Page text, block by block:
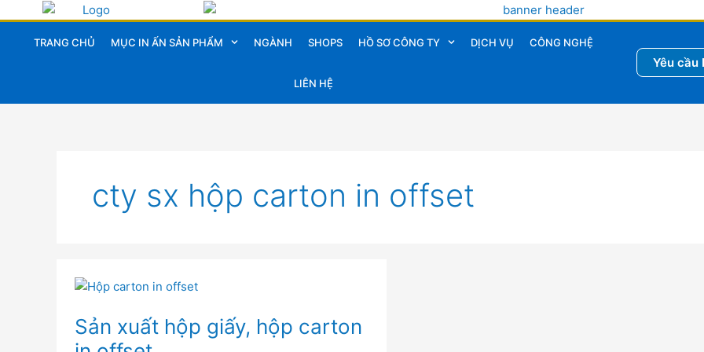
tới
TRANG CHỦ MỤC IN ẤN SẢN PHẨM NGÀNH SHOPS HỒ SƠ CÔNG TY DỊCH VỤ CÔNG NGHỆ
LIÊN HỆ
Yêu cầu
cty sx hộp carton in offset
Sản xuất hộp giấy, hộp carton
Sản
xuất
hộp
carton